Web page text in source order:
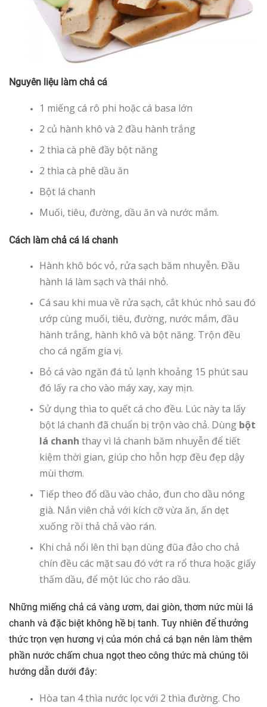
Nguyên liệu làm chả cá
1 miếng cá rô phi hoặc cá basa lớn
2 củ hành khô và 2 đầu hành trắng
2 thìa cà phê đầy bột năng
2 thìa cà phê dầu ăn
Bột lá chanh
Muối, tiêu, đường, dầu ăn và nước mắm.
Cách làm chả cá lá chanh
Hành khô bóc vỏ, rửa sạch băm nhuyễn. Đầu
hành lá làm sạch và thái nhỏ.
Cá sau khi mua về rửa sạch, cắt khúc nhỏ sau đó
ướp cùng muối, tiêu, đường, nước mắm, đầu
hành trắng, hành khô và bột năng. Trộn đều
cho cá ngấm gia vị.
Bỏ cá vào ngăn đá tủ lạnh khoảng 15 phút sau
đó lấy ra cho vào máy xay, xay mịn.
Sử dụng thìa to quết cá cho đều. Lúc này ta lấy
bột lá chanh đã chuẩn bị trộn vào chả. Dùng bột
lá chanh thay vì lá chanh băm nhuyễn để tiết
kiệm thời gian, giúp cho hỗn hợp đều đẹp dậy
mùi thơm.
Tiếp theo đổ dầu vào chảo, đun cho dầu nóng
già. Nắn viên chả với kích cỡ vừa ăn, ấn dẹt
xuống rồi thả chả vào rán.
Khi chả nổi lên thì bạn dùng đũa đảo cho chả
chín đều các mặt sau đó vớt ra rổ thưa hoặc giấy
thấm dầu, để một lúc cho ráo dầu.
Những miếng chả cá vàng ươm, dai giòn, thơm nức mùi lá
chanh và đặc biệt không hề bị tanh. Tuy nhiên để thưởng
thức trọn vẹn hương vị của món chả cá bạn nên làm thêm
phần nước chấm chua ngọt theo công thức mà chúng tôi
hướng dẫn dưới đây:
Hòa tan 4 thìa nước lọc với 2 thìa đường. Cho